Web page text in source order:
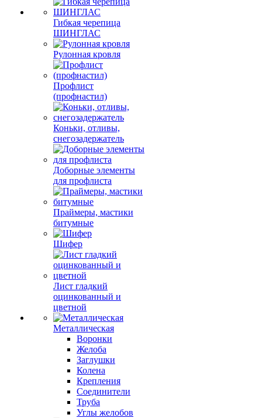
Гибкая черепица
ШИНГЛАС
Рулонная кровля
Профлист
(профнастил)
Коньки, отливы,
снегозадержатель
Доборные элементы
для профлиста
Праймеры, мастики
битумные
Шифер
Лист гладкий
оцинкованный и
цветной
Металлическая
Воронки
Желоба
Заглушки
Колена
Крепления
Соединители
Труба
Углы желобов